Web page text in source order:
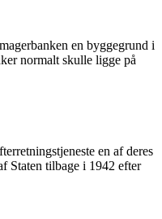
en byggegrund i
normalt skulle ligge på
en af deres
Staten tilbage i 1942 efter